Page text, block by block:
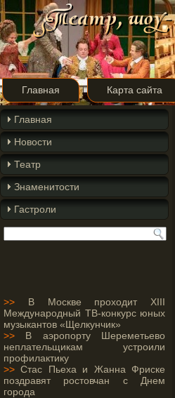
Главная Карта сайта
Главная
Новости
Театр
Знаменитости
Гастроли
>> В Москве проходит XIII
Международный ТВ-конкурс юных
музыкантов «Щелкунчик»
>> В аэропорту Шереметьево
неплательщикам устроили
профилактику
>> Стас Пьеха и Жанна Фриске
поздравят ростовчан с Днем
города